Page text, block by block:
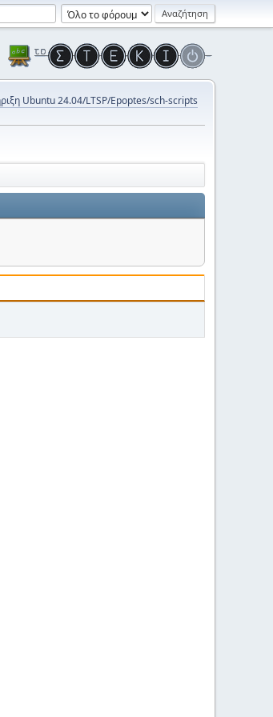
Ubuntu 24.04/LTSP/Epoptes/sch-scripts